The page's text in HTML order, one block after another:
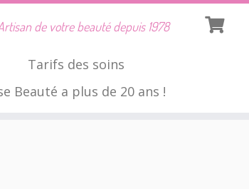
de votre beauté depuis 1978
Tarifs des soins
Beauté a plus de 20 ans !